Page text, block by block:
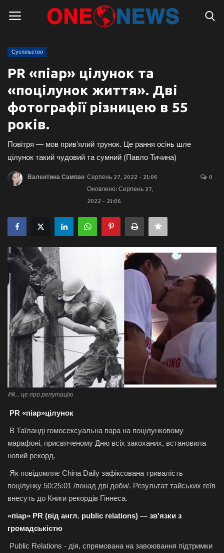
Логін
Головна
Контакти
Про нас
Правила для блогерів
Суспільство
Політика
Економіка
Технології
Спорт
Авто
Відео
English Ukraine
Суспільство
PR «піар» цілунок та
«поцілунок життя». Дві
фотографії різницею в 55
років.
Повітря — мов прив'ялий трунок. Це рання осінь шле
цілунок такий чудовий та сумний (Павло Тичина)
Валентина Сампан Серпень 27, 2022 - 21:06
Оновлено: Серпень 27,
2022 - 21:06
0
PR… це про репутацію
PR «піар»цілунок
В Таїланді гомосексуальна пара на поцілунковому
марафоні, присвяченому Дню всіх закоханих, встановила
новий рекорд.
Як повідомляє China Daily зафіксована тривалість
поцілунку 50:25:01 /понад дві доби/. Результат тайських геїв
внесуть до Книги рекордів Гіннеса.
«піар» PR (від англ. public relations) — зв'язки з
громадськістю
Public Relations - дія, спрямована на завоювання підтримки